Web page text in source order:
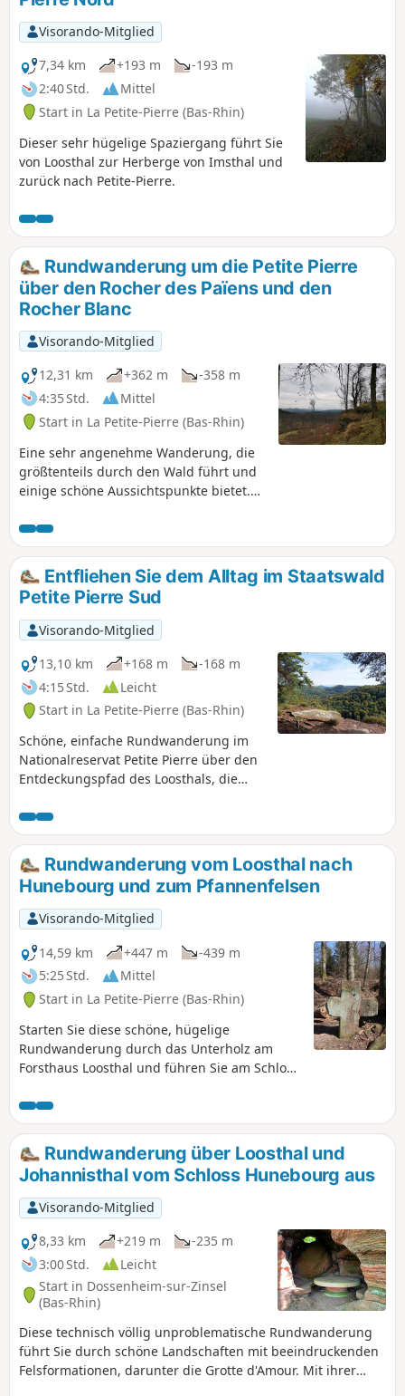
auf denGR® 5trifft.
Visorando-Mitglied
7,34 km
+193 m
-193 m
2:40 Std.
Mittel
Start in La Petite-Pierre (Bas-Rhin)
Dieser sehr hügelige Spaziergang führt Sie
von Loosthal zur Herberge von Imsthal und
zurück nach Petite-Pierre.
Rundwanderung um die Petite Pierre
über den Rocher des Païens und den
Rocher Blanc
Visorando-Mitglied
12,31 km
+362 m
-358 m
4:35 Std.
Mittel
Start in La Petite-Pierre (Bas-Rhin)
Eine sehr angenehme Wanderung, die
größtenteils durch den Wald führt und
einige schöne Aussichtspunkte bietet.
besonders empfehlenswert!
Entfliehen Sie dem Alltag im Staatswald
Petite Pierre Sud
Visorando-Mitglied
13,10 km
+168 m
-168 m
4:15 Std.
Leicht
Start in La Petite-Pierre (Bas-Rhin)
Schöne, einfache Rundwanderung im
Nationalreservat Petite Pierre über den
Entdeckungspfad des Loosthals, die
und des Geierfelsens bis zum Rocher du
Bélier.Wenn Sie neugierig sind, können
Sie einige interessante, eher
unbekannte Orte entdecken, die sich
Ihrem Blick bieten.
Rundwanderung vom Loosthal nach
Hunebourg und zum Pfannenfelsen
Visorando-Mitglied
14,59 km
+447 m
-439 m
5:25 Std.
Mittel
Start in La Petite-Pierre (Bas-Rhin)
Starten Sie diese schöne, hügelige
Rundwanderung durch das Unterholz am
Forsthaus Loosthal und führen Sie am Schloss
de la Guérite, der großen Eiche, dem Col du
Christ, dem Felsvorsprung Pfannenfels und
dem Hammelsberg vorbei.
Rundwanderung über Loosthal und
Johannisthal vom Schloss Hunebourg aus
Visorando-Mitglied
8,33 km
+219 m
-235 m
3:00 Std.
Leicht
Start in Dossenheim-sur-Zinsel
(Bas-Rhin)
Diese technisch völlig unproblematische Rundwanderung
führt Sie durch schöne Landschaften mit beeindruckenden
Felsformationen, darunter die Grotte d'Amour. Mit ihrer